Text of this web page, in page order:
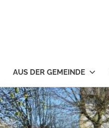
AUS DER GEMEINDE